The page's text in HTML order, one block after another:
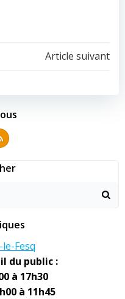
Navigation
Article suivant
Fesq
du public :
à 17h30
à 11h45